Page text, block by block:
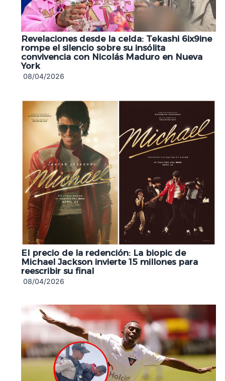
Revelaciones desde la celda: Tekashi 6ix9ine
rompe el silencio sobre su insólita
convivencia con Nicolás Maduro en Nueva
York
08/04/2026
El precio de la redención: La biopic de
Michael Jackson invierte 15 millones para
reescribir su final
08/04/2026